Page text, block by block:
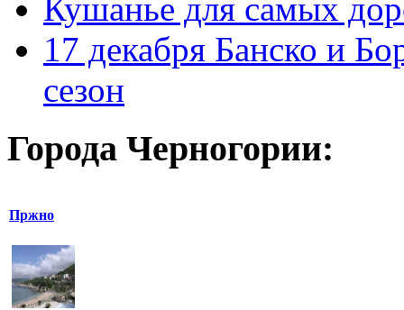
Кушанье для самых
17 декабря Банско и
сезон
Города Черногории:
Пржно